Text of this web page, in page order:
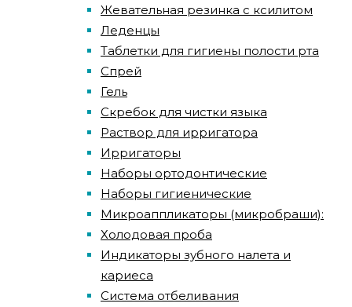
Жевательная резинка с ксилитом
Леденцы
Таблетки для гигиены полости рта
Спрей
Гель
Скребок для чистки языка
Раствор для ирригатора
Ирригаторы
Наборы ортодонтические
Наборы гигиенические
Микроаппликаторы (микробраши):
Холодовая проба
Индикаторы зубного налета и
кариеса
Система отбеливания